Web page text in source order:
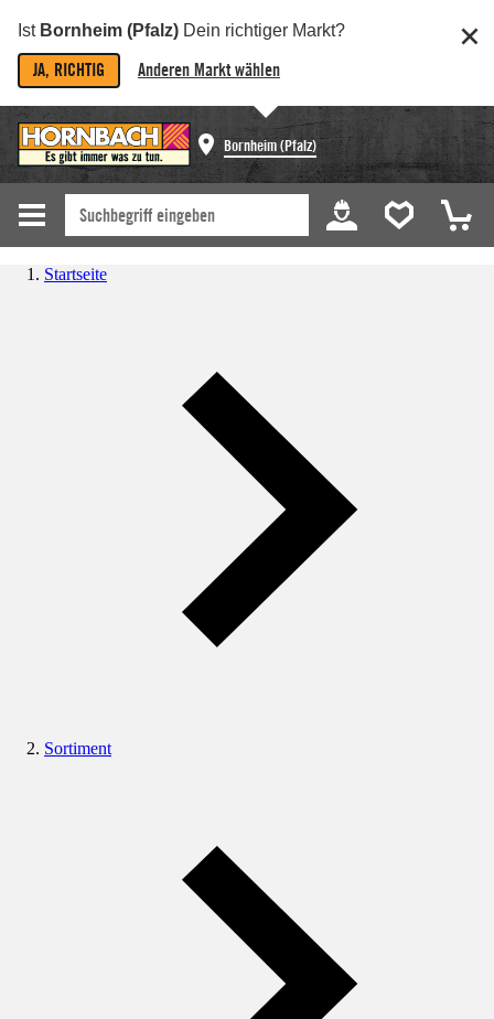
Ist Bornheim (Pfalz) Dein richtiger Markt?
JA, RICHTIG Anderen Markt wählen
Bornheim (Pfalz)
Startseite
Sortiment